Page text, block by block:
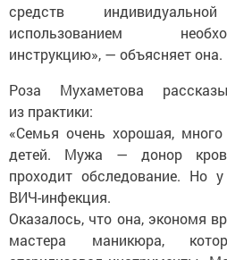
средств
использованием
инструкцию», — объясняет она.
Роза Мухаметова
из практики:
«Семья очень хорошая,
детей. Мужа — донор
проходит обследование. Но
ВИЧ-инфекция.
Оказалось, что она, экономя
мастера маникюра,